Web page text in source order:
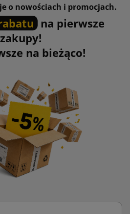
o nowościach i promocjach.
na pierwsze
zakupy!
na bieżąco!